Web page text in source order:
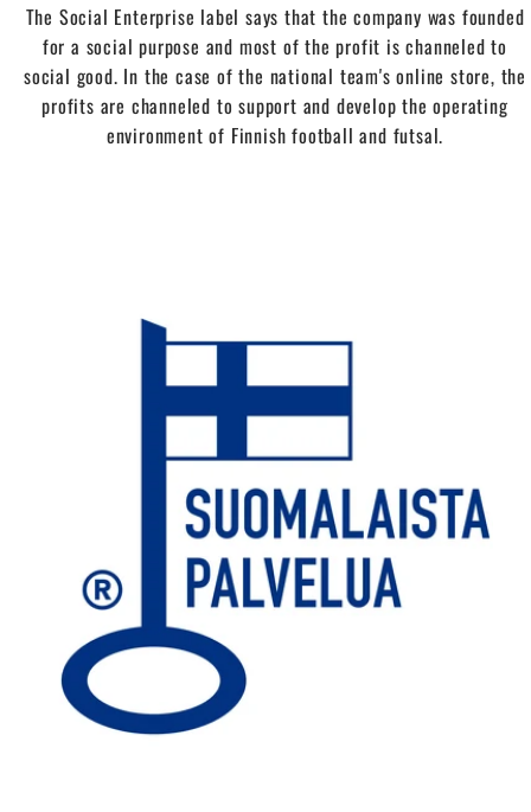
The Social Enterprise label says that the company was founded
for a social purpose and most of the profit is channeled to
social good. In the case of the national team's online store, the
profits are channeled to support and develop the operating
environment of Finnish football and futsal.